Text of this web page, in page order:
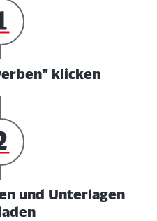
klicken
und Unterlagen